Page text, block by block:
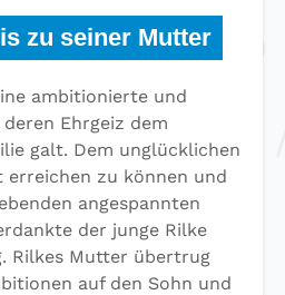
zu seiner Mutter
ambitionierte und
Ehrgeiz dem
galt. Dem unglücklichen
erreichen zu können und
angespannten
der junge Rilke
Rilkes Mutter übertrug
auf den Sohn und